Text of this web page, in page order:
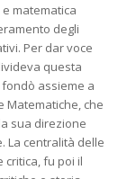
matematica
degli
Per dar voce
questa
assieme a
Matematiche, che
sua direzione
La centralità delle
fu poi il